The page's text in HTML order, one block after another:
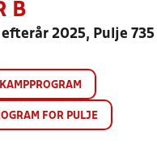
B
2025, Pulje 735
KAMPPROGRAM
FOR PULJE